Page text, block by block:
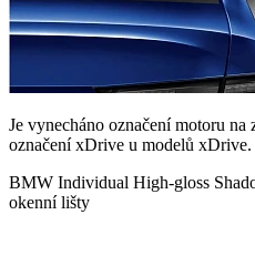
Je vynecháno označení motoru na
označení xDrive u modelů xDrive.
BMW Individual High-gloss
okenní lišty